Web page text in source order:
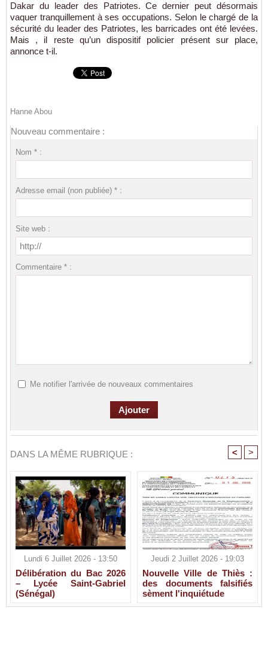
Dakar du leader des Patriotes. Ce dernier peut désormais
vaquer tranquillement à ses occupations. Selon le chargé de la
sécurité du leader des Patriotes, les barricades ont été levées.
Mais , il reste qu’un dispositif policier présent sur place,
annonce t-il.
Hanne Abou
Nouveau commentaire :
Nom * :
Adresse email (non publiée) * :
Site web :
Commentaire * :
Me notifier l'arrivée de nouveaux commentaires
DANS LA MÊME RUBRIQUE : < >
Lundi 6 Juillet 2026 - 13:50
Délibération du Bac 2026
– Lycée Saint-Gabriel
(Sénégal)
Jeudi 2 Juillet 2026 - 19:03
Nouvelle Ville de Thiès :
des documents falsifiés
sèment l'inquiétude